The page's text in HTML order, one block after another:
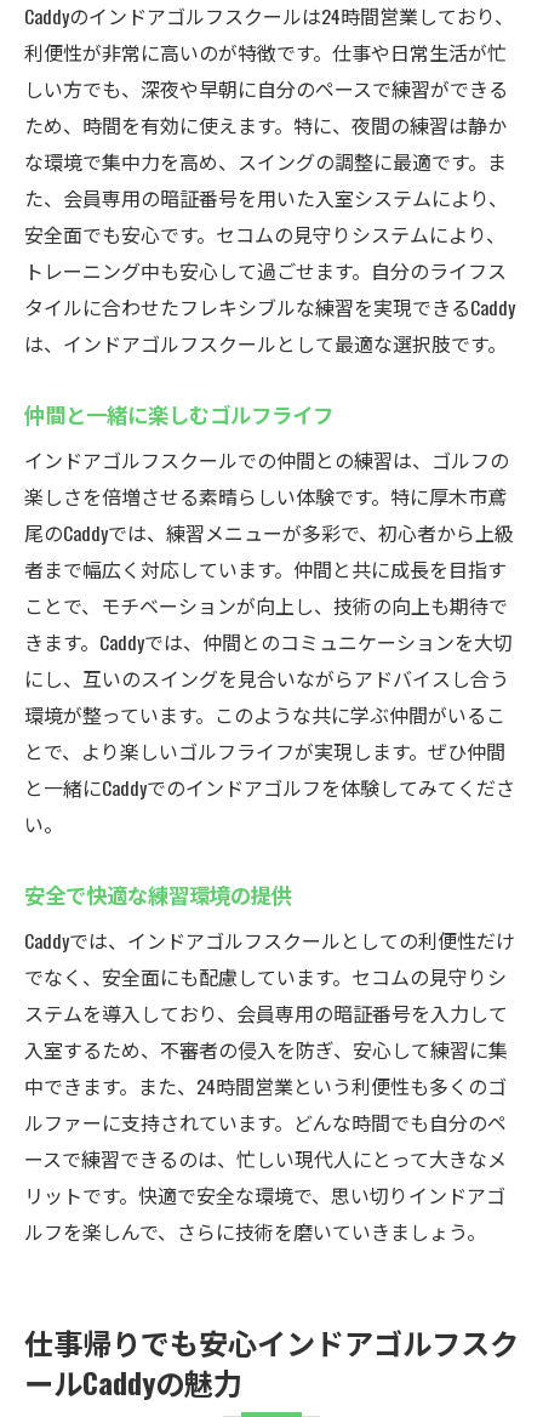
ゴルフの基礎から学べる環境
同じ初心者仲間との交流を楽しむ
無料体験実施中厚木市鳶尾のインドアゴルフス
クールCaddy
無料体験で施設の魅力を体感
スケジュールに合わせた体験予約
初めてでも安心のガイド付き体験
体験後の入会特典情報
家族や友人と一緒に体験可能
天候に左右されない練習環境厚木市鳶尾のイン
ドアゴルフスクール
全天候型の練習施設の強み
季節を問わず快適な温度管理
雨の日でも楽しく練習できる
気候変動が練習に与える影響を最小限に
屋内だからこそできる集中練習
環境配慮型のエコ施設
Caddyのインドアゴルフスクールは24時間営業しており、
利便性が非常に高いのが特徴です。仕事や日常生活が忙
しい方でも、深夜や早朝に自分のペースで練習ができる
ため、時間を有効に使えます。特に、夜間の練習は静か
な環境で集中力を高め、スイングの調整に最適です。ま
た、会員専用の暗証番号を用いた入室システムにより、
安全面でも安心です。セコムの見守りシステムにより、
トレーニング中も安心して過ごせます。自分のライフス
タイルに合わせたフレキシブルな練習を実現できるCaddy
は、インドアゴルフスクールとして最適な選択肢です。
仲間と一緒に楽しむゴルフライフ
インドアゴルフスクールでの仲間との練習は、ゴルフの
楽しさを倍増させる素晴らしい体験です。特に厚木市鳶
尾のCaddyでは、練習メニューが多彩で、初心者から上級
者まで幅広く対応しています。仲間と共に成長を目指す
ことで、モチベーションが向上し、技術の向上も期待で
きます。Caddyでは、仲間とのコミュニケーションを大切
にし、互いのスイングを見合いながらアドバイスし合う
環境が整っています。このような共に学ぶ仲間がいるこ
とで、より楽しいゴルフライフが実現します。ぜひ仲間
と一緒にCaddyでのインドアゴルフを体験してみてくださ
い。
安全で快適な練習環境の提供
Caddyでは、インドアゴルフスクールとしての利便性だけ
でなく、安全面にも配慮しています。セコムの見守りシ
ステムを導入しており、会員専用の暗証番号を入力して
入室するため、不審者の侵入を防ぎ、安心して練習に集
中できます。また、24時間営業という利便性も多くのゴ
ルファーに支持されています。どんな時間でも自分のペ
ースで練習できるのは、忙しい現代人にとって大きなメ
リットです。快適で安全な環境で、思い切りインドアゴ
ルフを楽しんで、さらに技術を磨いていきましょう。
仕事帰りでも安心インドアゴルフスク
ールCaddyの魅力